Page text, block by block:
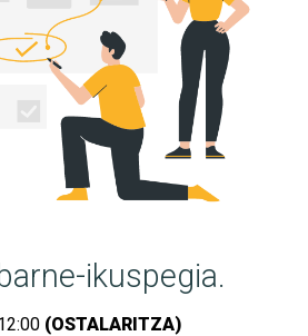
ikuspegia.
(OSTALARITZA)